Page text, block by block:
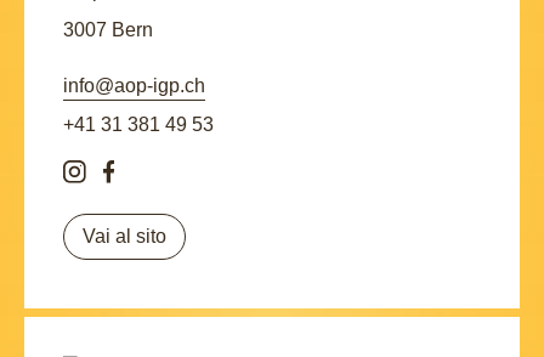
3007 Bern
info@aop-igp.ch
+41 31 381 49 53
Vai al sito